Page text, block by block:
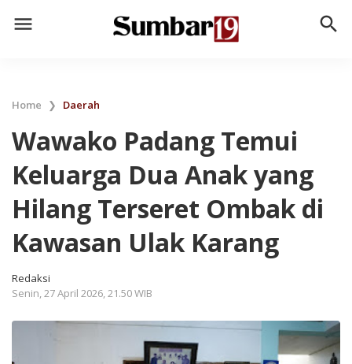
menu search
Home ❯ Daerah
Wawako Padang Temui
Keluarga Dua Anak yang
Hilang Terseret Ombak di
Kawasan Ulak Karang
Redaksi
Senin, 27 April 2026, 21.50 WIB